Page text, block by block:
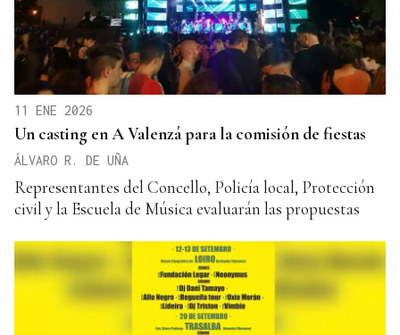
11 ENE 2026
Un casting en A Valenzá para la comisión de fiestas
ÁLVARO R. DE UÑA
Representantes del Concello, Policía local, Protección
civil y la Escuela de Música evaluarán las propuestas